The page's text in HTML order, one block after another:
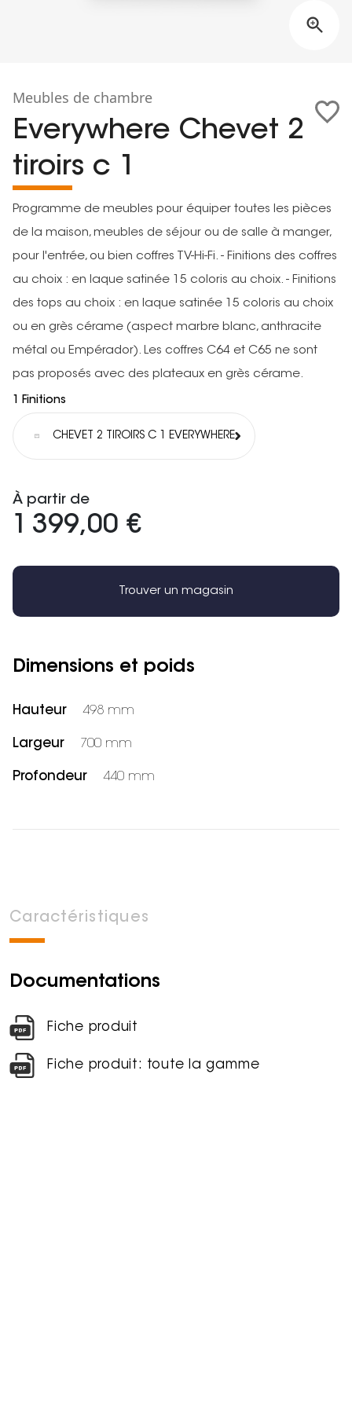
Meubles de chambre
Everywhere Chevet 2
tiroirs c 1
Programme de meubles pour équiper toutes les pièces
de la maison, meubles de séjour ou de salle à manger,
pour l'entrée, ou bien coffres TV-Hi-Fi. - Finitions des coffres
au choix : en laque satinée 15 coloris au choix. - Finitions
des tops au choix : en laque satinée 15 coloris au choix
ou en grès cérame (aspect marbre blanc, anthracite
métal ou Empérador). Les coffres C64 et C65 ne sont
pas proposés avec des plateaux en grès cérame.
1 Finitions
CHEVET 2 TIROIRS C 1 EVERYWHERE
À partir de
1 399,00 €
Trouver un magasin
Dimensions et poids
Hauteur 498 mm
Largeur 700 mm
Profondeur 440 mm
Caractéristiques
Documentations
Fiche produit
Fiche produit: toute la gamme